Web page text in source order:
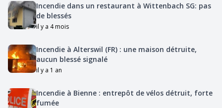
Incendie dans un restaurant à Wittenbach SG: pas
de blessés
il y a 4 mois
Incendie à Alterswil (FR) : une maison détruite,
aucun blessé signalé
il y a 1 an
Incendie à Bienne : entrepôt de vélos détruit, forte
fumée